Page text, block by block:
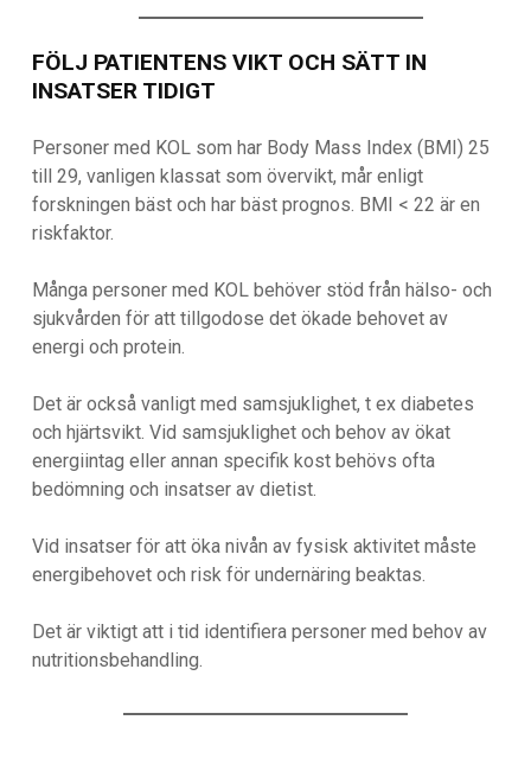
FÖLJ PATIENTENS VIKT OCH SÄTT IN
INSATSER TIDIGT
Personer med KOL som har Body Mass Index (BMI) 25
till 29, vanligen klassat som övervikt, mår enligt
forskningen bäst och har bäst prognos. BMI < 22 är en
riskfaktor.
Många personer med KOL behöver stöd från hälso- och
sjukvården för att tillgodose det ökade behovet av
energi och protein.
Det är också vanligt med samsjuklighet, t ex diabetes
och hjärtsvikt. Vid samsjuklighet och behov av ökat
energiintag eller annan specifik kost behövs ofta
bedömning och insatser av dietist.
Vid insatser för att öka nivån av fysisk aktivitet måste
energibehovet och risk för undernäring beaktas.
Det är viktigt att i tid identifiera personer med behov av
nutritionsbehandling.